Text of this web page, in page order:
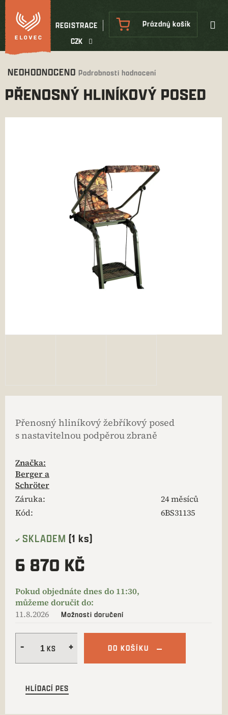
Přejít
na
obsah
CZK
REGISTRACE
NÁKUPNÍ
KOŠÍK
Prázdný košík
Průměrné
produktu
0,0
NEOHODNOCENO Podrobnosti hodnocení
PŘENOSNÝ HLINÍKOVÝ POSED
Přenosný hliníkový žebříkový posed
s nastavitelnou podpěrou zbraně
Značka:
Berger a
Schröter
Záruka:
24 měsíců
Kód:
6BS31135
SKLADEM (1 ks)
6 870 KČ
11.8.2026 Možnosti doručení
DO KOŠÍKU
HLÍDACÍ PES